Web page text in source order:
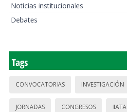
Noticias institucionales
Debates
Tags
CONVOCATORIAS INVESTIGACIÓN
JORNADAS CONGRESOS IIATA